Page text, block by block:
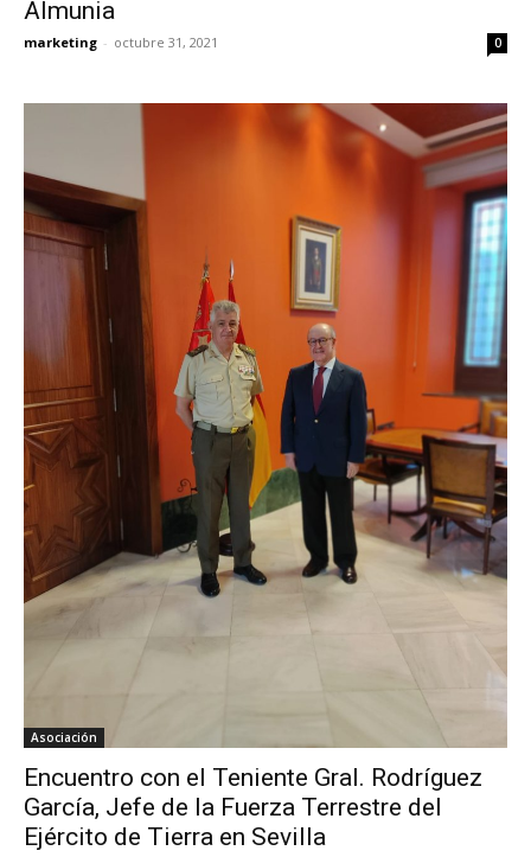
Almunia
marketing - octubre 31, 2021 0
Asociación
Encuentro con el Teniente Gral. Rodríguez
García, Jefe de la Fuerza Terrestre del
Ejército de Tierra en Sevilla